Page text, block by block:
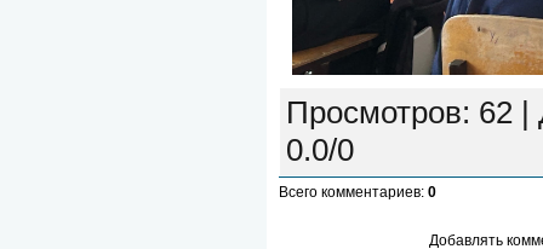
Просмотров: 62 |
0.0/0
Всего комментариев: 0
Добавлять